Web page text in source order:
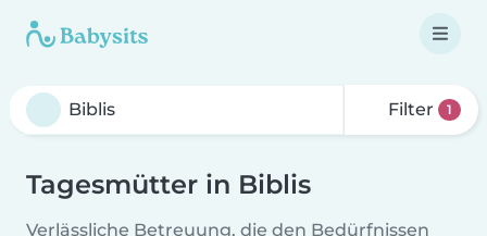
Filter 1
Tagesmütter in Biblis
Verlässliche Betreuung, die den Bedürfnissen